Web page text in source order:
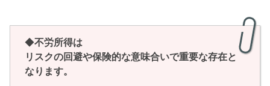
◆不労所得は
リスクの回避や保険的な意味合いで重要な存在と
なります。